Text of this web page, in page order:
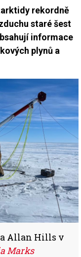
rekordně
staré šest
informace
plynů a
Allan Hills v
Marks